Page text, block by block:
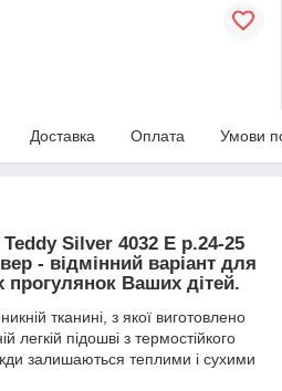
Доставка Оплата Умови
Silver 4032 E р.24-25
- відмінний варіант для
Ваших дітей.
тканині, з якої виготовлено
легкій підошві з термостійкого
залишаються теплими і сухими